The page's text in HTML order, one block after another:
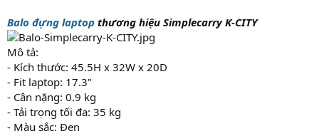
Balo đựng laptop thương hiệu Simplecarry K-CITY
Mô tả:
- Kích thước: 45.5H x 32W x 20D
- Fit laptop: 17.3"
- Cân nặng: 0.9 kg
- Tải trọng tối đa: 35 kg
- Màu sắc: Đen